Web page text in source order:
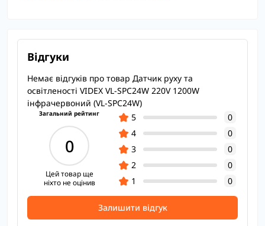
Відгуки
Немає відгуків про товар Датчик руху та
освітленості VIDEX VL-SPC24W 220V 1200W
інфрачервоний (VL-SPC24W)
Загальний рейтинг
0
Цей товар ще
ніхто не оцінив
5
0
4
0
3
0
2
0
1
0
Залишити відгук